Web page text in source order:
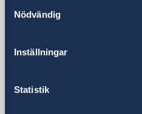
Nödvändig
Inställningar
Statistik
Kinshasa-Gombe
Telefonnummer
+243 996 083 800
E-postadress